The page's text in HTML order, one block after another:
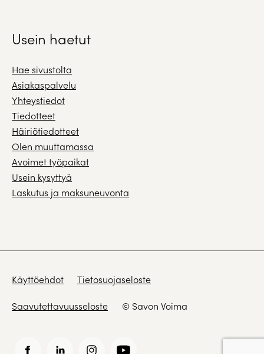
Usein haetut
Hae sivustolta
Asiakaspalvelu
Yhteystiedot
Tiedotteet
Häiriötiedotteet
Olen muuttamassa
Avoimet työpaikat
Usein kysyttyä
Laskutus ja maksuneuvonta
Käyttöehdot Tietosuojaseloste
Saavutettavuusseloste © Savon Voima